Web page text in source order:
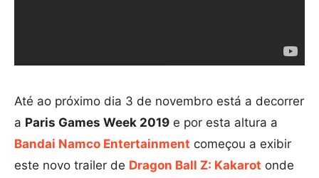
Até ao próximo dia 3 de novembro está a decorrer
a Paris Games Week 2019 e por esta altura a
Bandai Namco Entertainment começou a exibir
este novo trailer de Dragon Ball Z: Kakarot onde